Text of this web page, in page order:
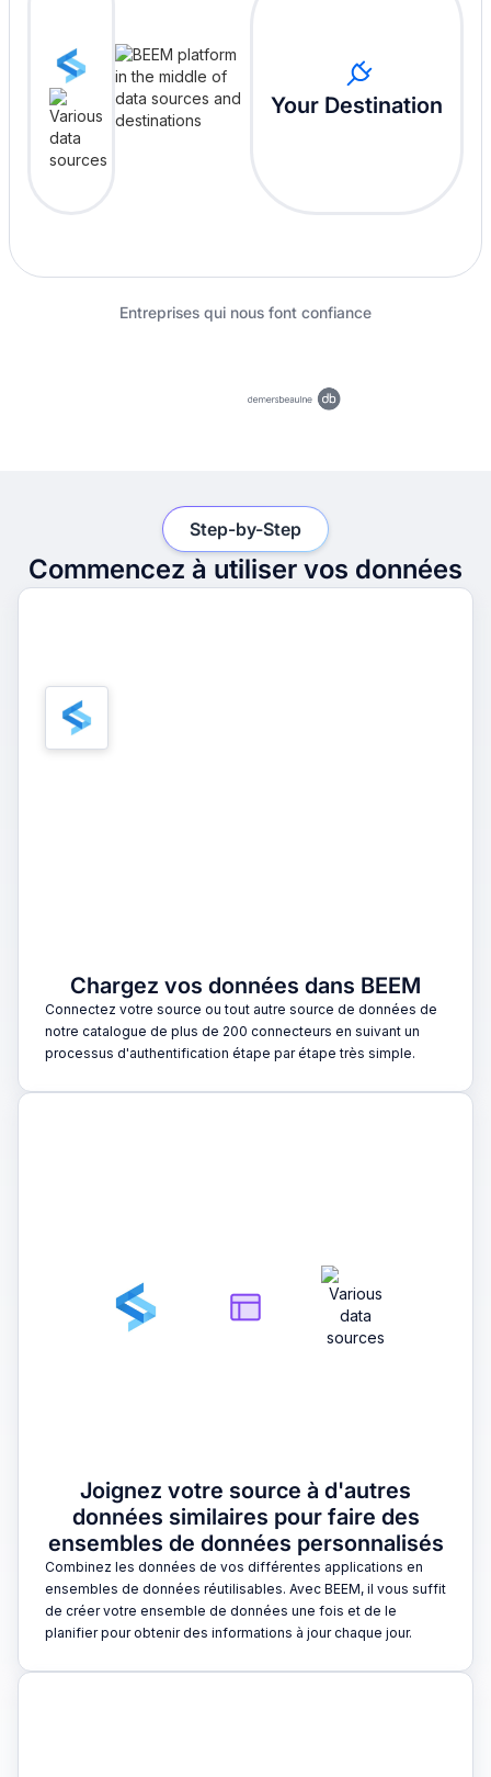
Your Destination
Entreprises qui nous font confiance
Commencez à utiliser vos données
Step-by-Step
Chargez vos données dans BEEM
Connectez votre source ou tout autre source de données de
notre catalogue de plus de 200 connecteurs en suivant un
processus d'authentification étape par étape très simple.
Joignez votre source à d'autres
données similaires pour faire des
ensembles de données personnalisés
Combinez les données de vos différentes applications en
ensembles de données réutilisables. Avec BEEM, il vous suffit
de créer votre ensemble de données une fois et de le
planifier pour obtenir des informations à jour chaque jour.